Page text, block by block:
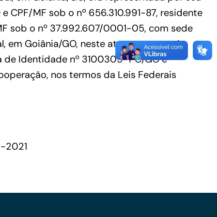
Conheça as demais linhas de crédito da
GoiásFomento
CPF/MF sob o nº 656.310.991-87, residente
sob o nº 37.992.607/0001-05, com sede
em Goiânia/GO, neste ato representada
Identidade nº 3100305–PC/GO e
nos termos da Leis Federais
2021